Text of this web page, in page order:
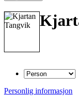
Personlig informasjon